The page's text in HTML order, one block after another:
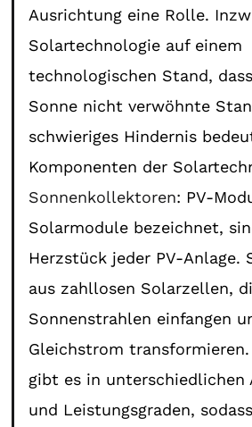
Ausrichtung eine Rolle.
Solartechnologie auf einem
technologischen Stand,
Sonne nicht verwöhnte
schwieriges Hindernis
Komponenten der
Sonnenkollektoren: PV-
Solarmodule bezeichnet,
Herzstück jeder PV-Anlage.
aus zahllosen Solarzellen,
Sonnenstrahlen einfangen
Gleichstrom
gibt es in unterschiedlichen
und Leistungsgraden,